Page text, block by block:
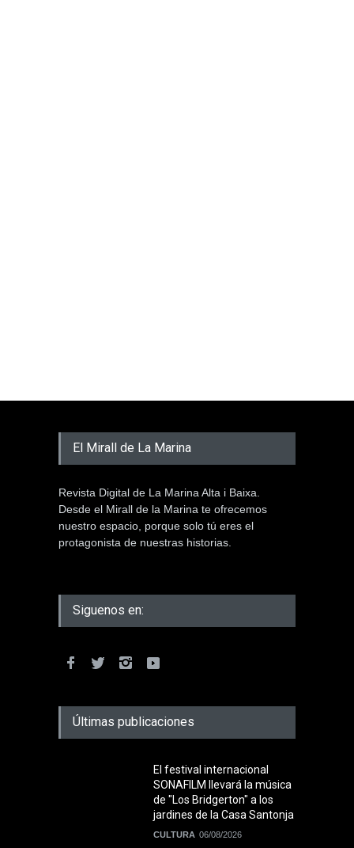
El Mirall de La Marina
Revista Digital de La Marina Alta i Baixa.
Desde el Mirall de la Marina te ofrecemos
nuestro espacio, porque solo tú eres el
protagonista de nuestras historias.
Siguenos en:
Últimas publicaciones
El festival internacional
SONAFILM llevará la música
de "Los Bridgerton" a los
jardines de la Casa Santonja
CULTURA 06/08/2026